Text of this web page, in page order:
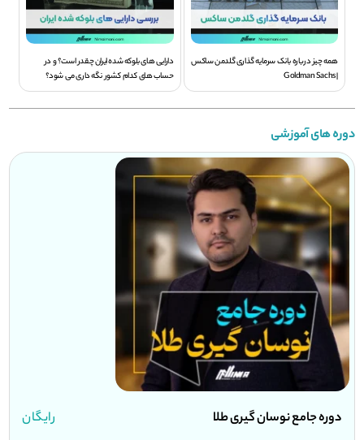
همه چیز درباره بانک سرمایه گذاری گلدمن ساکس
| Goldman Sachs
دارایی های بلوکه شده ایران چقدر است؟ و در
حساب های کدام کشور نگه داری می شود؟
دوره های آموزشی
دوره جامع نوسان گیری طلا رایگان